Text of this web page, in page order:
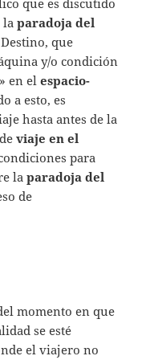
que es discutido
laparadoja del
que
y/o condición
en elespacio-
a esto, es
hasta antes de la
viaje en el
para
laparadoja del
de
momento en que
se esté
el viajero no